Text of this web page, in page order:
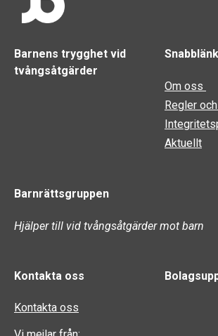
Barnens trygghet vid
tvångsåtgärder
Om oss
Regler
Aktuellt
Barnrättsgruppen
Hjälper till vid tvångsåtgärder mot barn
Kontakta oss
Kontakta oss